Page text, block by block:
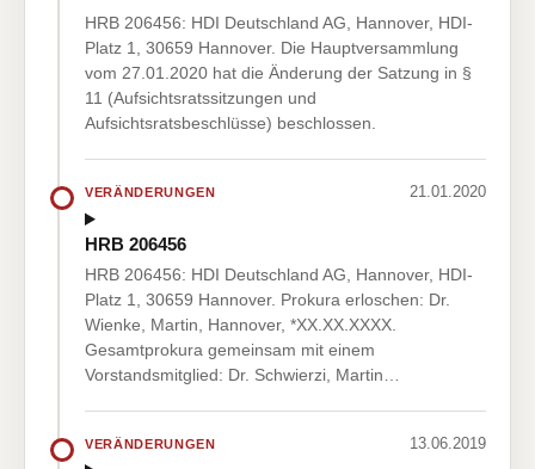
HRB 206456: HDI Deutschland AG, Hannover, HDI-
Platz 1, 30659 Hannover. Die Hauptversammlung
vom 27.01.2020 hat die Änderung der Satzung in §
11 (Aufsichtsratssitzungen und
Aufsichtsratsbeschlüsse) beschlossen.
VERÄNDERUNGEN 21.01.2020
HRB 206456
HRB 206456: HDI Deutschland AG, Hannover, HDI-
Platz 1, 30659 Hannover. Prokura erloschen: Dr.
Wienke, Martin, Hannover, *XX.XX.XXXX.
Gesamtprokura gemeinsam mit einem
Vorstandsmitglied: Dr. Schwierzi, Martin…
VERÄNDERUNGEN 13.06.2019